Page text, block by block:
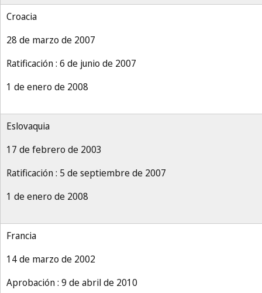
Croacia
28 de marzo de 2007
Ratificación : 6 de junio de 2007
1 de enero de 2008
Eslovaquia
17 de febrero de 2003
Ratificación : 5 de septiembre de 2007
1 de enero de 2008
Francia
14 de marzo de 2002
Aprobación : 9 de abril de 2010